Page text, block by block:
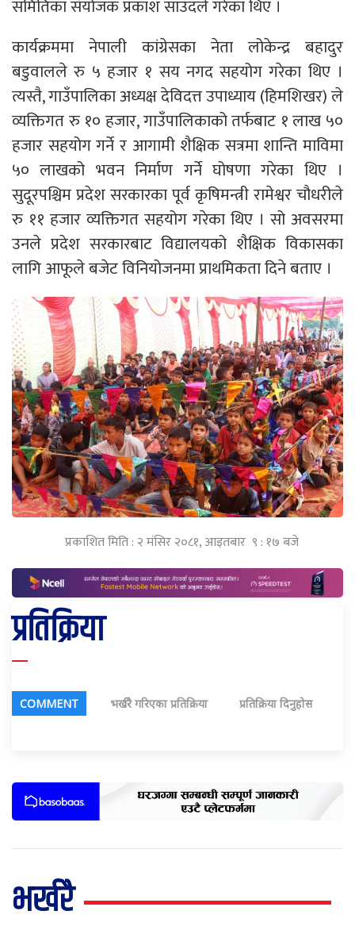
समितिका संयोजक प्रकाश साउँदले गरेका थिए ।
कार्यक्रममा नेपाली कांग्रेसका नेता लोकेन्द्र बहादुर
बडुवालले रु ५ हजार १ सय नगद सहयोग गरेका थिए ।
त्यस्तै, गाउँपालिका अध्यक्ष देविदत्त उपाध्याय (हिमशिखर) ले
व्यक्तिगत रु १० हजार, गाउँपालिकाको तर्फबाट १ लाख ५०
हजार सहयोग गर्ने र आगामी शैक्षिक सत्रमा शान्ति माविमा
५० लाखको भवन निर्माण गर्ने घोषणा गरेका थिए ।
सुदूरपश्चिम प्रदेश सरकारका पूर्व कृषिमन्त्री रामेश्वर चौधरीले
रु ११ हजार व्यक्तिगत सहयोग गरेका थिए । सो अवसरमा
उनले प्रदेश सरकारबाट विद्यालयको शैक्षिक विकासका
लागि आफूले बजेट विनियोजनमा प्राथमिकता दिने बताए ।
प्रकाशित मिति : २ मंसिर २०८१, आइतबार ९ : १७ बजे
प्रतिक्रिया
COMMENT भर्खरै गरिएका प्रतिक्रिया प्रतिक्रिया दिनुहोस
भर्खरै